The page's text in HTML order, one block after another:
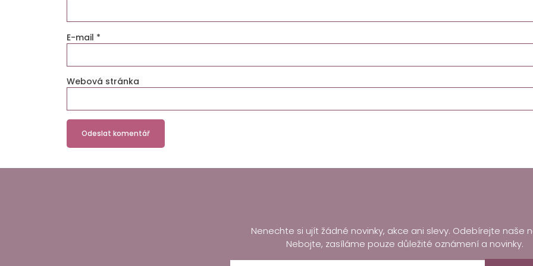
E-mail *
Webová stránka
Nenechte si ujít žádné novinky, akce ani slevy. Odebírejte naše
Nebojte, zasíláme pouze důležité oznámení a novinky.